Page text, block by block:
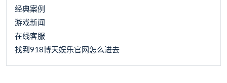
经典案例
游戏新闻
在线客服
找到918博天娱乐官网怎么进去